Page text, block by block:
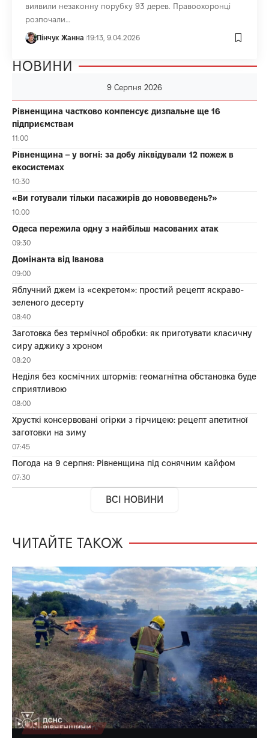
виявили незаконну порубку 93 дерев. Правоохоронці
розпочали…
Пінчук Жанна 19:13, 9.04.2026
НОВИНИ
9 Серпня 2026
Рівненщина частково компенсує дизпальне ще 16
підприємствам
11:00
Рівненщина – у вогні: за добу ліквідували 12 пожеж в
екосистемах
10:30
«Ви готували тільки пасажирів до нововведень?»
10:00
Одеса пережила одну з найбільш масованих атак
09:30
Домінанта від Іванова
09:00
Яблучний джем із «секретом»: простий рецепт яскраво-
зеленого десерту
08:40
Заготовка без термічної обробки: як приготувати класичну
сиру аджику з хроном
08:20
Неділя без космічних штормів: геомагнітна обстановка буде
сприятливою
08:00
Хрусткі консервовані огірки з гірчицею: рецепт апетитної
заготовки на зиму
07:45
Погода на 9 серпня: Рівненщина під сонячним кайфом
07:30
ВСІ НОВИНИ
ЧИТАЙТЕ ТАКОЖ
НОВИНИ ОБЛАСТЬ